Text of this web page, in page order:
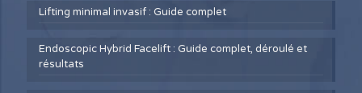
Lifting minimal invasif : Guide complet
Endoscopic Hybrid Facelift : Guide complet, déroulé et
résultats